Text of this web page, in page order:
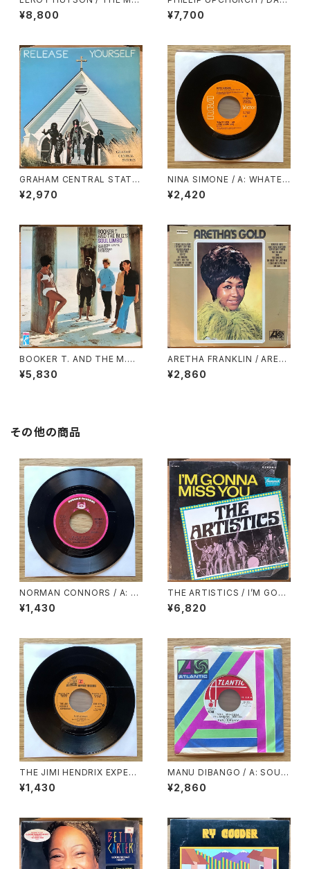
N!
¥8,800
KNESS, DARKNESS
¥7,700
GRAHAM CENTRAL STATIO
N / RELEASE YOURSELF
¥2,970
NINA SIMONE / A: WHATEV
ER I AM (YOU MADE ME) /
B: WHY MUST YOUR LOVE
¥2,420
BOOKER T. AND THE M.
G.’S / SOUL LIMBO
¥5,830
ARETHA FRANKLIN / ARET
HA’S GOLD
¥2,860
その他の商品
NORMAN CONNORS / A: Y
OU ARE MY STARSHIP / B:
BUBBLES
¥1,430
THE ARTISTICS / I’M GON
NA MISS YOU
¥6,820
THE JIMI HENDRIX EXPERI
ENCE / A: PURPLE HAZE /
B: FOXEY LADY
¥1,430
MANU DIBANGO / A: SOUL
MAKOSSA (STEREO) / B: S
OUL MAKOSSA (MONO)
¥2,860